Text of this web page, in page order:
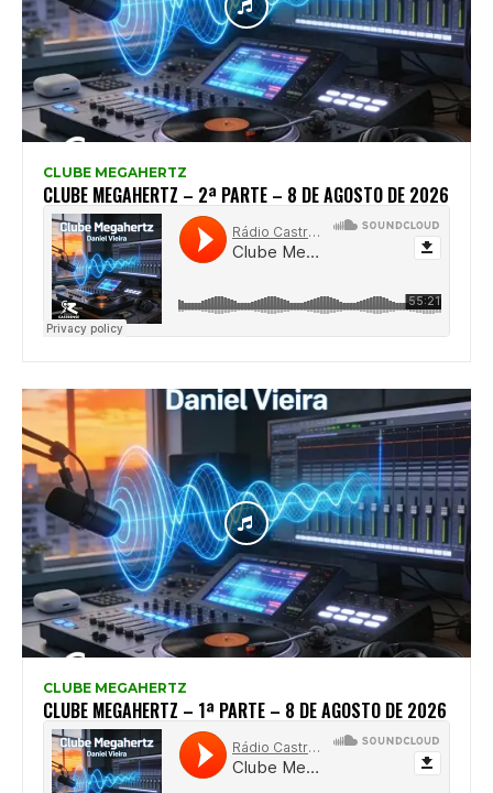
CLUBE MEGAHERTZ
CLUBE MEGAHERTZ – 2ª PARTE – 8 DE AGOSTO DE 2026
CLUBE MEGAHERTZ
CLUBE MEGAHERTZ – 1ª PARTE – 8 DE AGOSTO DE 2026